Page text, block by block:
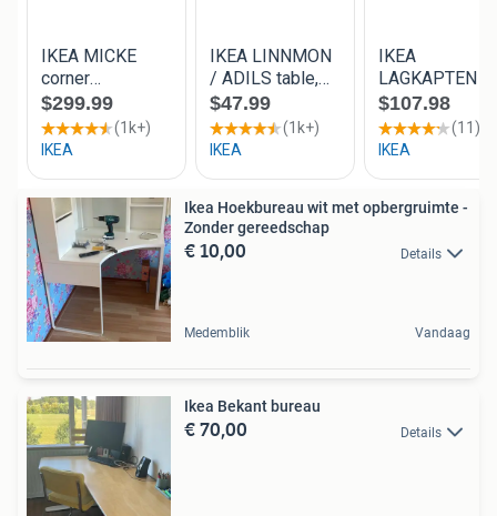
Ikea Hoekbureau wit met opbergruimte -
Zonder gereedschap
€ 10,00 Details
Medemblik Vandaag
Ikea Bekant bureau
€ 70,00 Details